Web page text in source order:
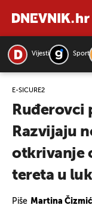
Vijesti Sport
E-SICURE2
Ruđerovci
Razvijaju
otkrivanje
tereta u
Piše Martina
PRETRAŽITE VIJESTI